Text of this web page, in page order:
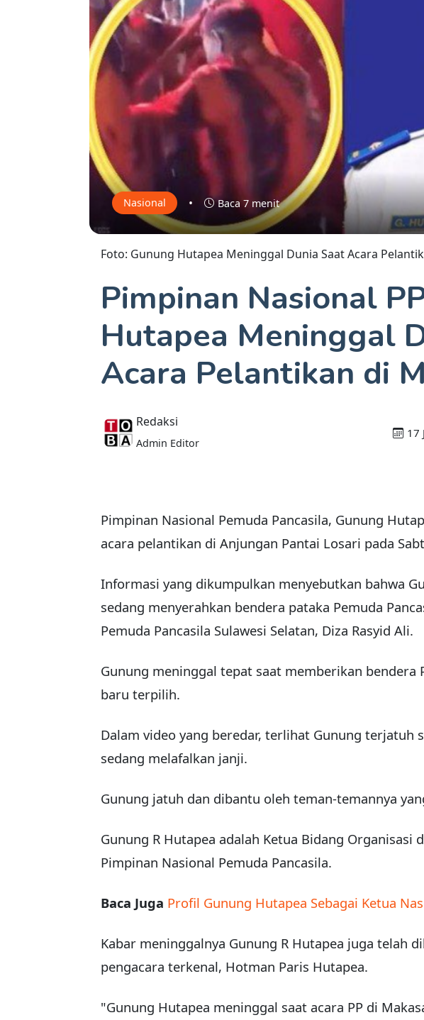
Nasional • Baca 7 menit
Foto: Gunung Hutapea Meninggal Dunia Saat Acara
Pimpinan Nasional
Hutapea Meninggal
Acara Pelantikan di
Redaksi
Admin Editor
17
Pimpinan Nasional Pemuda Pancasila, Gunung
acara pelantikan di Anjungan Pantai Losari pada
Informasi yang dikumpulkan menyebutkan bahwa
sedang menyerahkan bendera pataka Pemuda
Pemuda Pancasila Sulawesi Selatan, Diza Rasyid Ali.
Gunung meninggal tepat saat memberikan bendera
baru terpilih.
Dalam video yang beredar, terlihat Gunung terjatuh
sedang melafalkan janji.
Gunung jatuh dan dibantu oleh teman-temannya
Gunung R Hutapea adalah Ketua Bidang Organisasi
Pimpinan Nasional Pemuda Pancasila.
Baca Juga Profil Gunung Hutapea Sebagai Ketua
Kabar meninggalnya Gunung R Hutapea juga telah
pengacara terkenal, Hotman Paris Hutapea.
"Gunung Hutapea meninggal saat acara PP di